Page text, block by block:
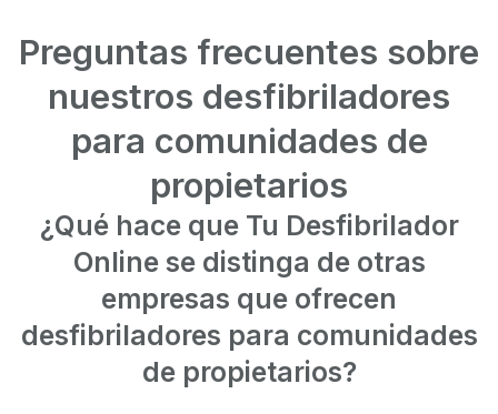
Preguntas frecuentes sobre
nuestros desfibriladores
para comunidades de
propietarios
¿Qué hace que Tu Desfibrilador
Online se distinga de otras
empresas que ofrecen
desfibriladores para comunidades
de propietarios?